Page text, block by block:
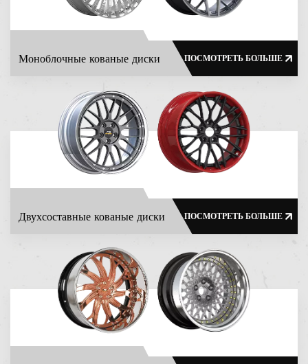
Моноблочные кованые диски ПОСМОТРЕТЬ БОЛЬШЕ
Двухсоставные кованые диски ПОСМОТРЕТЬ БОЛЬШЕ